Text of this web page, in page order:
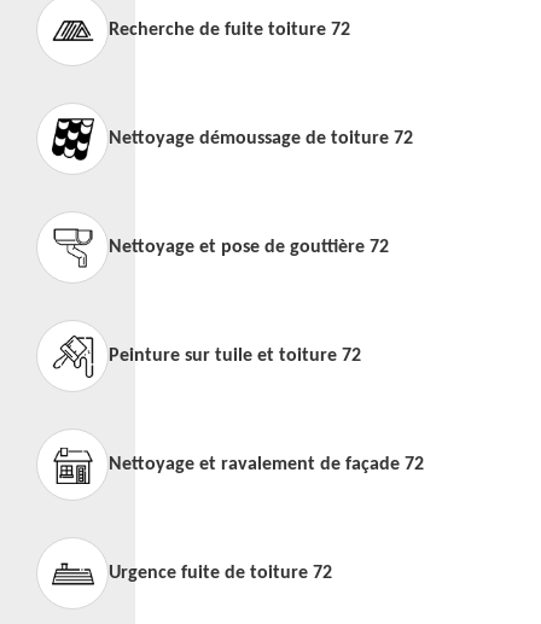
Recherche de fuite toiture 72
Nettoyage démoussage de toiture 72
Nettoyage et pose de gouttière 72
Peinture sur tuile et toiture 72
Nettoyage et ravalement de façade 72
Urgence fuite de toiture 72